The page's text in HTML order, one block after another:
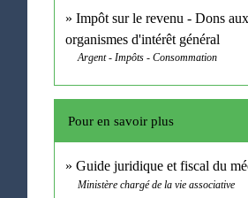
Impôt sur le revenu - Dons
organismes d'intérêt général
Argent - Impôts - Consommation
Pour en savoir plus
Guide juridique et fiscal du
Ministère chargé de la vie associative